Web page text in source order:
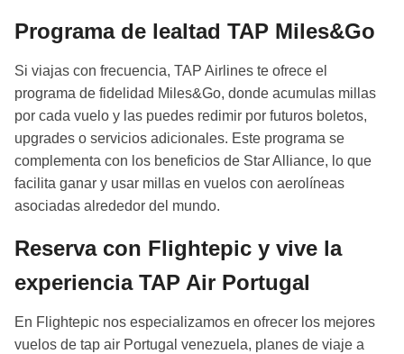
Programa de lealtad TAP Miles&Go
Si viajas con frecuencia, TAP Airlines te ofrece el
programa de fidelidad Miles&Go, donde acumulas millas
por cada vuelo y las puedes redimir por futuros boletos,
upgrades o servicios adicionales. Este programa se
complementa con los beneficios de Star Alliance, lo que
facilita ganar y usar millas en vuelos con aerolíneas
asociadas alrededor del mundo.
Reserva con Flightepic y vive la
experiencia TAP Air Portugal
En Flightepic nos especializamos en ofrecer los mejores
vuelos de tap air Portugal venezuela, planes de viaje a